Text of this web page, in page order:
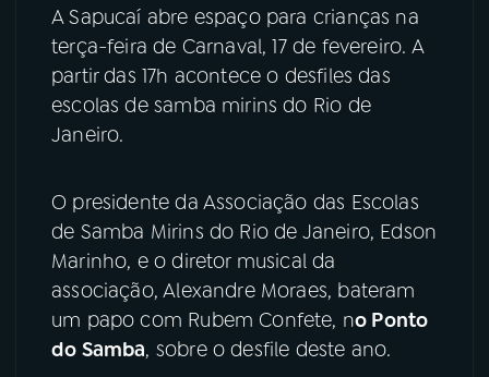
04PROGRAMAS
PODCASTS
07ÚLTIMAS
FESTIVAL DE MÚSICA
A Sapucaí abre espaço para crianças na
terça-feira de Carnaval, 17 de fevereiro. A
partir das 17h acontece o desfiles das
escolas de samba mirins do Rio de
Janeiro.
O presidente da Associação das Escolas
de Samba Mirins do Rio de Janeiro, Edson
Marinho, e o diretor musical da
associação, Alexandre Moraes, bateram
um papo com Rubem Confete, no Ponto
do Samba, sobre o desfile deste ano.